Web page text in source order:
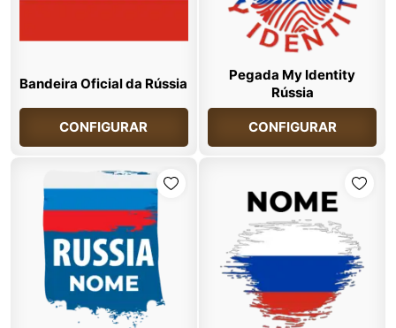
Bandeira Oficial da Rússia
CONFIGURAR
Pegada My Identity
Rússia
CONFIGURAR